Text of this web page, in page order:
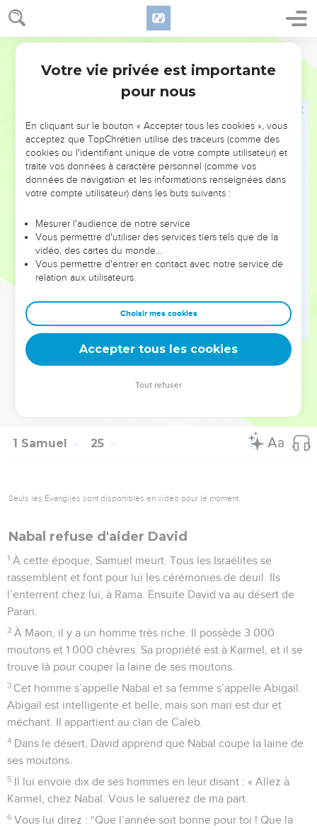
1 Samuel 24
17 Quand David a fini de parler, Saül lui demande : « Mon fils
David, c’est bien toi qui me parles ? » Puis Saül commence à
pleurer très fort.
Saül continue : « C’est toi qui as raison, et moi, j’ai tort. Tu
m’as fait du bien, et moi, je t’ai fait du mal.
SEIGNEUR m’a livré à toi, mais tu ne m’as pas tué.
D’habitude, quand quelqu’un rencontre son ennemi, est-
ce qu’il le laisse continuer tranquillement sa route ? Jamais !
Que le SEIGNEUR te récompense pour le bien que tu m’as
fait aujourd’hui !
Maintenant, je le sais : un jour, tu seras roi, et le pouvoir
royal en Israël restera entre tes mains.
Jure-moi donc ceci, au nom du SEIGNEUR : après ma
mort, tu ne tueras pas les membres de ma famille. Ainsi, on
David fait ce serment à Saül. Ensuite, Saül retourne chez
lui. David et ses hommes repartent dans la montagne où ils
étaient cachés.
© Société biblique française – Bibli’O, 2000, avec autorisation. Pour vous procurer
1 Samuel 25
Seuls les Évangiles sont disponibles en vidéo pour le moment.
Nabal refuse d'aider David
1 À cette époque, Samuel meurt. Tous les Israélites se
rassemblent et font pour lui les cérémonies de deuil. Ils
l’enterrent chez lui, à Rama. Ensuite David va au désert de
Paran.
2 À Maon, il y a un homme très riche. Il possède 3 000
moutons et 1 000 chèvres. Sa propriété est à Karmel, et il se
trouve là pour couper la laine de ses moutons.
3 Cet homme s’appelle Nabal et sa femme s’appelle Abigaïl.
Abigaïl est intelligente et belle, mais son mari est dur et
méchant. Il appartient au clan de Caleb.
4 Dans le désert, David apprend que Nabal coupe la laine de
ses moutons.
5 Il lui envoie dix de ses hommes en leur disant : « Allez à
Karmel, chez Nabal. Vous le saluerez de ma part.
6 Vous lui direz : “Que l’année soit bonne pour toi ! Que la
Votre vie privée est importante
pour nous
En cliquant sur le bouton « Accepter tous les cookies », vous
acceptez que TopChrétien utilise des traceurs (comme des
cookies ou l'identifiant unique de votre compte utilisateur) et
traite vos données à caractère personnel (comme vos
données de navigation et les informations renseignées dans
votre compte utilisateur) dans les buts suivants :
Mesurer l'audience de notre service
Vous permettre d'utiliser des services tiers tels que de la
vidéo, des cartes du monde…
Vous permettre d'entrer en contact avec notre service de
relation aux utilisateurs.
Choisir mes cookies
Accepter tous les cookies
Tout refuser